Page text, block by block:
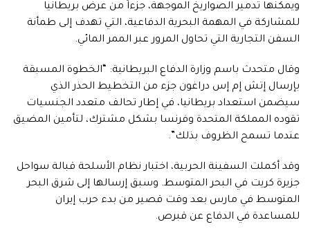
ويمكنها تدمير الصواريخ الموجهة، جزءاً من عرض بريطانيا
للمشاركة في المهمة البحرية الدفاعية، التي تهدف إلى طمأنة
السفن التجارية التي تحاول المرور عبر الممر المائي.
وقال متحدث باسم وزارة الدفاع البريطانية: “الخطوة المسبقة
بإرسال إتش إم إس دراغون جزء من التخطيط الحذر الذي
سيضمن استعداد بريطانيا، في إطار تحالف متعدد الجنسيات
تقوده المملكة المتحدة وفرنسا بشكل مشترك، لتأمين المضيق
عندما تسمح الظروف بذلك”.
وقد أكملت السفينة الحربية، اختبار نظام الأسلحة قبالة سواحل
جزيرة كريت في البحر المتوسط. وسبق إرسالها إلى شرق البحر
المتوسط في مارس بعد وقت قصير من بدء حرب إيران
للمساعدة في الدفاع عن قبرص.